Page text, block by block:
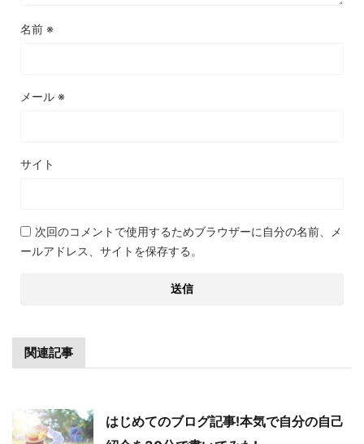
名前 ※
メール ※
サイト
次回のコメントで使用するためブラウザーに自分の名前、メ
ールアドレス、サイトを保存する。
関連記事
はじめてのブログ記事!本気で自分の自己